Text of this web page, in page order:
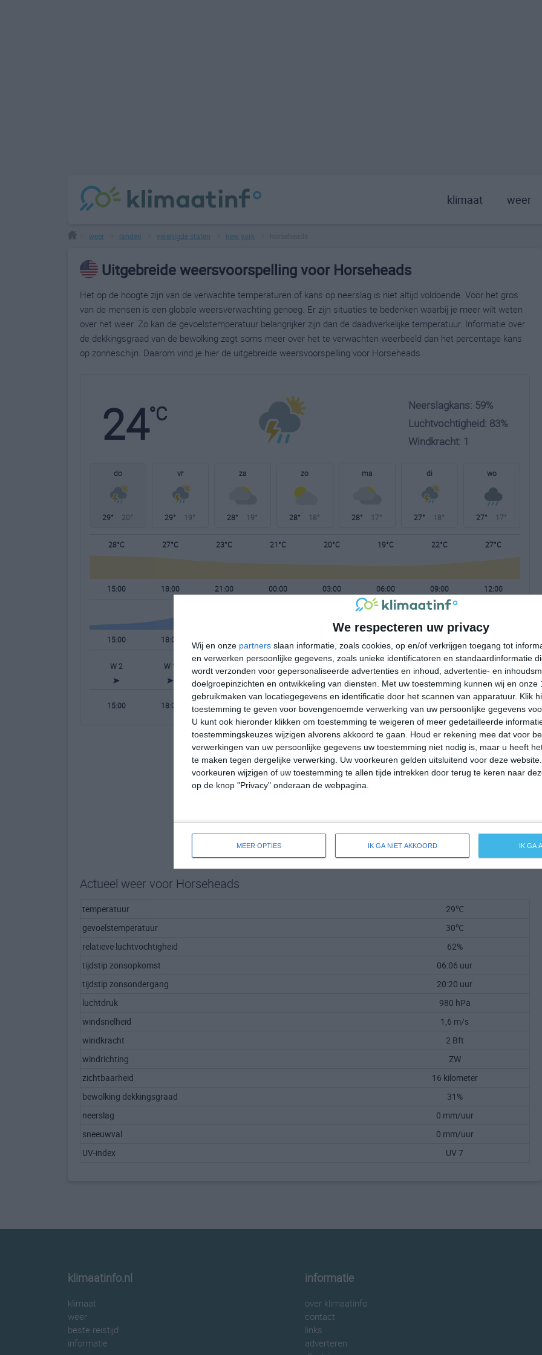
We respecteren uw privacy
Wij en onze partners slaan informatie, zoals cookies, op en/of verkrijgen toegang tot
en verwerken persoonlijke gegevens, zoals unieke identificatoren en standaardinformatie
wordt verzonden voor gepersonaliseerde advertenties en inhoud, advertentie- en
doelgroepinzichten en ontwikkeling van diensten.
Met uw toestemming kunnen wij en onze
gebruikmaken van locatiegegevens en identificatie door het scannen van apparatuur. Klik
toestemming te geven voor bovengenoemde verwerking van uw persoonlijke gegevens
U kunt ook hieronder klikken om toestemming te weigeren of meer gedetailleerde
toestemmingskeuzes wijzigen alvorens akkoord te gaan.
Houd er rekening mee dat voor
verwerkingen van uw persoonlijke gegevens uw toestemming niet nodig is, maar u heeft
te maken tegen dergelijke verwerking. Uw voorkeuren gelden uitsluitend voor deze
voorkeuren wijzigen of uw toestemming te allen tijde intrekken door terug te keren naar
op de knop "Privacy" onderaan de webpagina.
MEER OPTIES IK GA NIET AKKOORD IK GA
klimaat weer
weer landen verenigde staten new york
Uitgebreide weersvoorspelling voor Horseheads
Het op de hoogte zijn van de verwachte temperaturen of kans op neerslag is niet altijd voldoende. Voor het gros
van de mensen is een globale weersverwachting genoeg. Er zijn situaties te bedenken waarbij je meer wilt weten
over het weer. Zo kan de gevoelstemperatuur belangrijker zijn dan de daadwerkelijke temperatuur. Informatie over
de dekkingsgraad van de bewolking zegt soms meer over het te verwachten weerbeeld dan het percentage kans
op zonneschijn. Daarom vind je hier de uitgebreide weersvoorspelling voor Horseheads.
24°C
Neerslagkans: 59%
Luchtvochtigheid: 83%
Windkracht: 1
do
29° 20°
vr
29° 19°
za
28° 19°
zo
28° 18°
ma
28° 17°
di
27° 18°
wo
27° 17°
28°C 27°C 23°C 21°C 20°C 19°C 22°C 27°C
15:00 18:00 21:00 00:00 03:00 06:00 09:00 12:00
15:00 18:00
W 2 W 1 Z 0 ZZW 0 Z 0 ZZW 0
15:00 18:00 21:00 06:00
Actueel weer voor Horseheads
temperatuur
29℃
gevoelstemperatuur
30℃
relatieve luchtvochtigheid
62%
tijdstip zonsopkomst
06:06 uur
tijdstip zonsondergang
20:20 uur
luchtdruk
980 hPa
windsnelheid
1,6 m/s
windkracht
2 Bft
windrichting
ZW
zichtbaarheid
16 kilometer
bewolking dekkingsgraad
31%
neerslag
0 mm/uur
sneeuwval
0 mm/uur
UV-index
UV 7
klimaatinfo.nl
klimaat
weer
beste reistijd
informatie
informatie
over klimaatinfo
contact
links
adverteren